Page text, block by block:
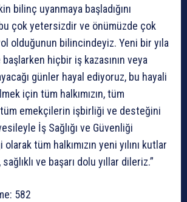
bilinç uyanmaya başladığını
çok yetersizdir ve önümüzde çok
olduğunun bilincindeyiz. Yeni bir yıla
hiçbir iş kazasının veya
günler hayal ediyoruz, bu hayali
için tüm halkımızın, tüm
emekçilerin işbirliği ve desteğini
İş Sağlığı ve Güvenliği
tüm halkımızın yeni yılını kutlar
sağlıklı ve başarı dolu yıllar dileriz.”
582